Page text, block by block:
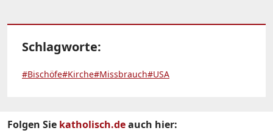
Schlagworte:
#Bischöfe#Kirche#Missbrauch#USA
Folgen Sie katholisch.deauch hier: